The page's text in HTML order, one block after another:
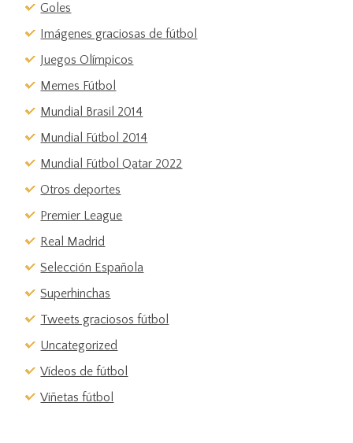
Goles
Imágenes graciosas de fútbol
Juegos Olímpicos
Memes Fútbol
Mundial Brasil 2014
Mundial Fútbol 2014
Mundial Fútbol Qatar 2022
Otros deportes
Premier League
Real Madrid
Selección Española
Superhinchas
Tweets graciosos fútbol
Uncategorized
Vídeos de fútbol
Viñetas fútbol